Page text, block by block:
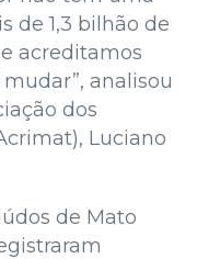
de 1,3 bilhão de
acreditamos
analisou
dos
Luciano
de Mato